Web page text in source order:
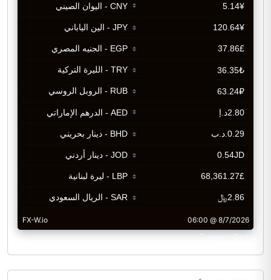
CurrencyRate